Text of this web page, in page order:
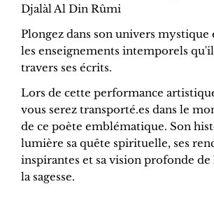
Djalàl Al Din Rûmi
Plongez dans son univers mystique
les enseignements intemporels
travers ses écrits.
Lors de cette performance
vous serez transporté.es dans le
de ce poète emblématique. Son
lumière sa quête spirituelle, ses
inspirantes et sa vision profonde
la sagesse.